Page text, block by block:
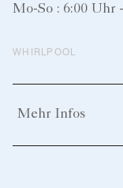
Mo-So : 6:00 Uhr
WHIRLPOOL
Mehr Infos